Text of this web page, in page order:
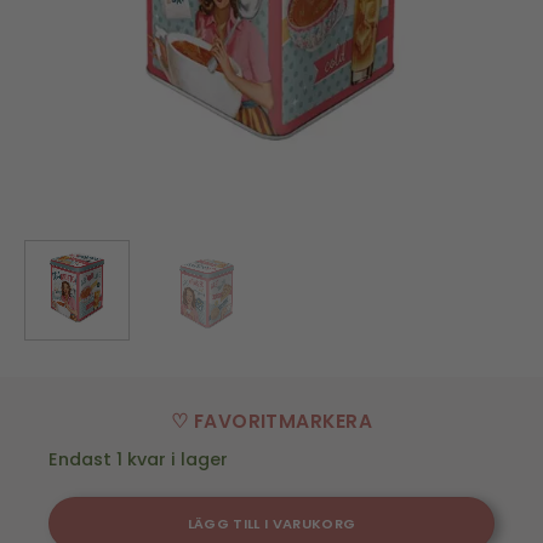
♡ FAVORITMARKERA
Endast 1 kvar i lager
LÄGG TILL I VARUKORG